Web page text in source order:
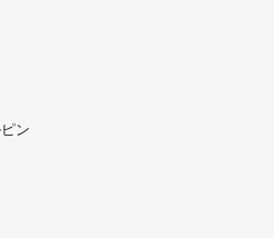
出展中です。9月20日まで4階
お近くの方はぜひお越しくだ
ン